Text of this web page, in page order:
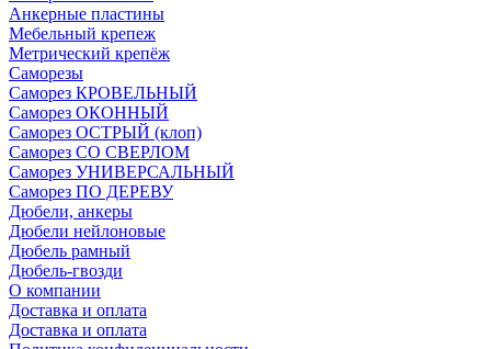
Анкерные пластины
Мебельный крепеж
Метрический крепёж
Саморезы
Саморез КРОВЕЛЬНЫЙ
Саморез ОКОННЫЙ
Саморез ОСТРЫЙ (клоп)
Саморез СО СВЕРЛОМ
Саморез УНИВЕРСАЛЬНЫЙ
Саморез ПО ДЕРЕВУ
Дюбели, анкеры
Дюбели нейлоновые
Дюбель рамный
Дюбель-гвозди
О компании
Доставка и оплата
Доставка и оплата